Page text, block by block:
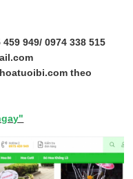
459 949/ 0974 338 515
theo